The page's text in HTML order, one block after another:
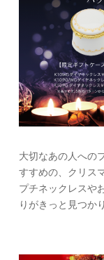
大切なあの人への
すすめの、クリス
プチネックレスや
りがきっと見つか